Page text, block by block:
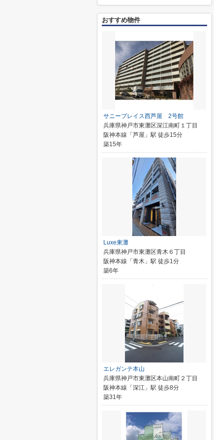
おすすめ物件
サニープレイス西芦屋 2号館
兵庫県神戸市東灘区深江南町１丁目
阪神本線「芦屋」駅 徒歩15分
築15年
Luxe東灘
兵庫県神戸市東灘区青木６丁目
阪神本線「青木」駅 徒歩1分
築6年
エレガンテ本山
兵庫県神戸市東灘区本山南町２丁目
阪神本線「深江」駅 徒歩8分
築31年